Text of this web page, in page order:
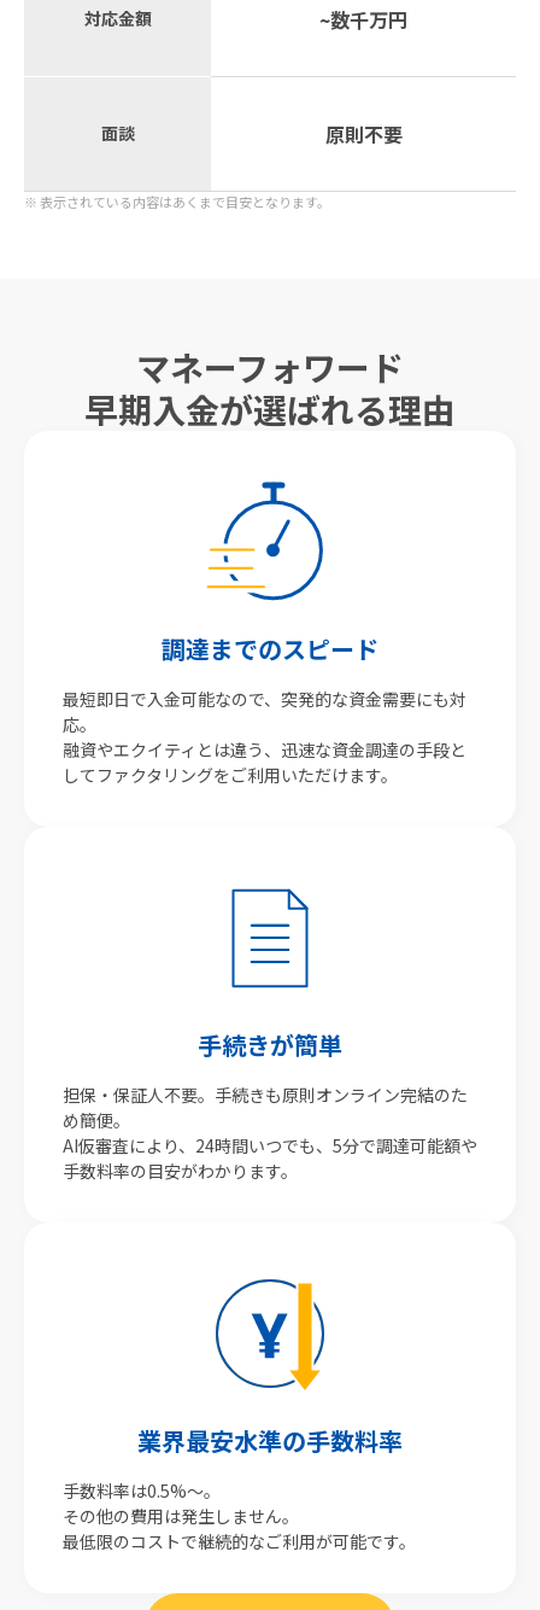
対応金額 ~数千万円
面談 原則不要
※ 表示されている内容はあくまで目安となります。
マネーフォワード
早期入金が選ばれる理由
調達までのスピード
最短即日で入金可能なので、突発的な資金需要にも対
応。
融資やエクイティとは違う、迅速な資金調達の手段と
してファクタリングをご利用いただけます。
手続きが簡単
担保・保証人不要。手続きも原則オンライン完結のた
め簡便。
AI仮審査により、24時間いつでも、5分で調達可能額や
手数料率の目安がわかります。
業界最安水準の手数料率
手数料率は0.5%〜。
その他の費用は発生しません。
最低限のコストで継続的なご利用が可能です。